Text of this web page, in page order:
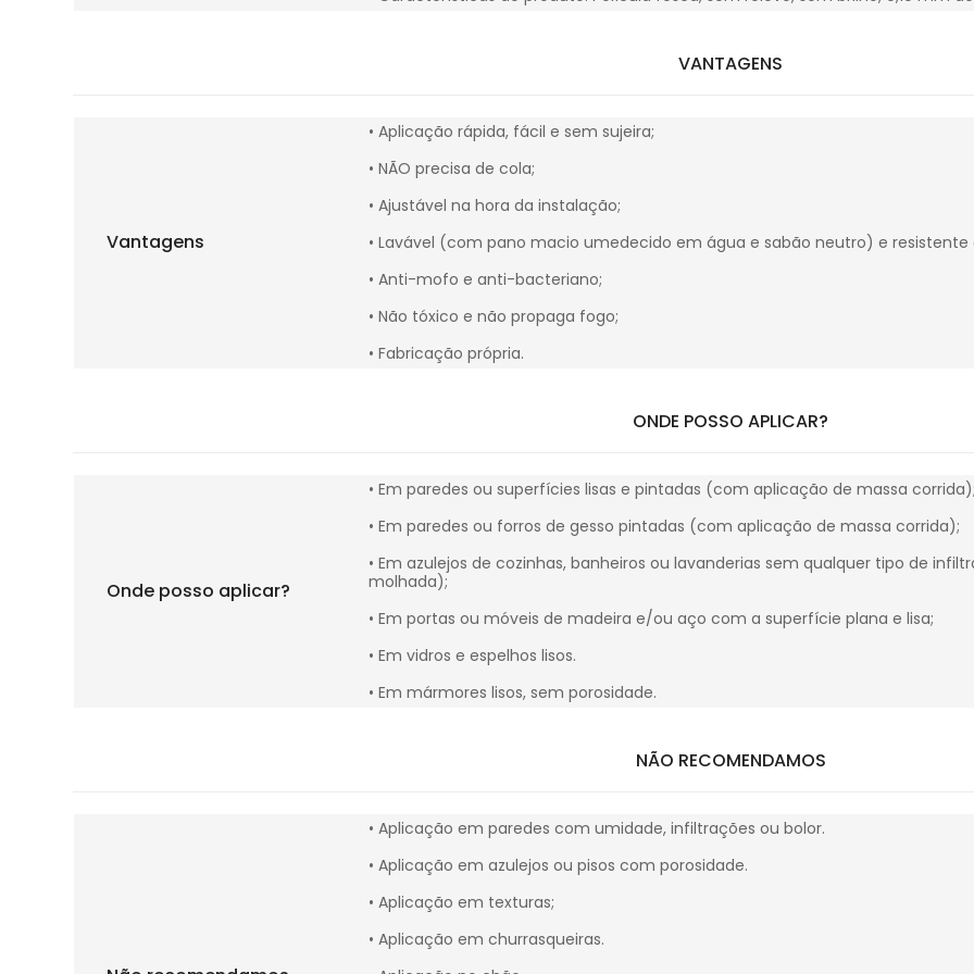
VANTAGENS
Vantagens
• Aplicação rápida, fácil e sem sujeira;
• NÃO precisa de cola;
• Ajustável na hora da instalação;
• Lavável (com pano macio umedecido em água e sabão neutro) e resistente
• Anti-mofo e anti-bacteriano;
• Não tóxico e não propaga fogo;
• Fabricação própria.
ONDE POSSO APLICAR?
Onde posso aplicar?
• Em paredes ou superfícies lisas e pintadas (com aplicação de massa corrida);
• Em paredes ou forros de gesso pintadas (com aplicação de massa corrida);
• Em azulejos de cozinhas, banheiros ou lavanderias sem qualquer tipo de
molhada);
• Em portas ou móveis de madeira e/ou aço com a superfície plana e lisa;
• Em vidros e espelhos lisos.
• Em mármores lisos, sem porosidade.
NÃO RECOMENDAMOS
• Aplicação em paredes com umidade, infiltrações ou bolor.
• Aplicação em azulejos ou pisos com porosidade.
• Aplicação em texturas;
• Aplicação em churrasqueiras.